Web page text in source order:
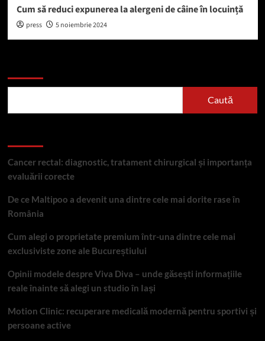
Cum să reduci expunerea la alergeni de câine în locuință
press 5 noiembrie 2024
Caută
Cancer rectal: diagnostic, tratament chirurgical și importanța
evaluării corecte
De ce Maltipoo a devenit una dintre cele mai dorite rase în
România
Cum alegi o proprietate premium într-una dintre cele mai
exclusiviste zone ale Bucureștiului
Opinii modele despre Viva Diva – unde găsești informațiile
reale înainte să alegi un studio în Iași
Motion Clinic: recuperare medicală modernă pentru sportivi și
persoane active